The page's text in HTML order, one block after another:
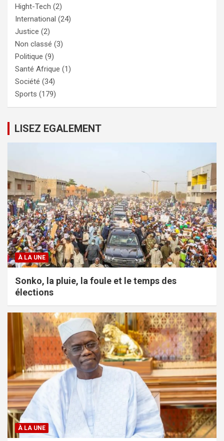
Hight-Tech (2)
International (24)
Justice (2)
Non classé (3)
Politique (9)
Santé Afrique (1)
Société (34)
Sports (179)
LISEZ EGALEMENT
À LA UNE
Sonko, la pluie, la foule et le temps des
élections
À LA UNE